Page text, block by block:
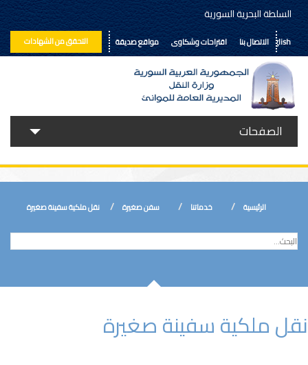
السلطة البحرية السورية
التحقق من الشهادات الاتصال بنا اقتراحات وشكاوى مواقع صديقة English
الصفحات
حولنا
إعلانات ومناقصات
المكتبة الالكترونية
الرئيسية خدماتنا سفن صغيرة نقل ملكية سفينة صغيرة
نقل ملكية سفينة صغيرة